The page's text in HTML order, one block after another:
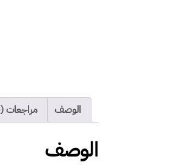
الوصف مراجعات (0)
الوصف